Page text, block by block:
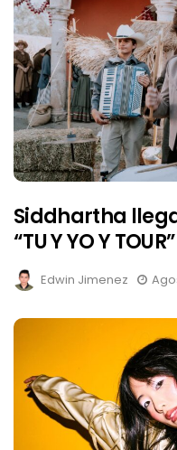
Siddhartha
“TU Y YO Y
Edwin Jimenez